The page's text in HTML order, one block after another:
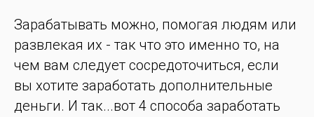
Зарабатывать можно, помогая людям или
развлекая их - так что это именно то, на
чем вам следует сосредоточиться, если
вы хотите заработать дополнительные
деньги. И так...вот 4 способа заработать